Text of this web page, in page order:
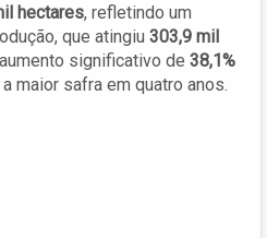
hectares, refletindo um
que atingiu 303,9 mil
significativo de 38,1%
maior safra em quatro anos.